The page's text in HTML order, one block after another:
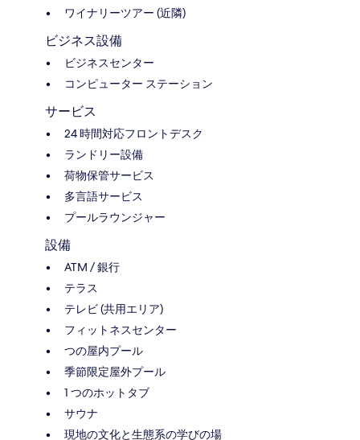
ワイナリーツアー (近隣)
ビジネス設備
ビジネスセンター
コンピューター ステーション
サービス
24 時間対応フロントデスク
ランドリー設備
荷物保管サービス
多言語サービス
プールラウンジャー
設備
ATM / 銀行
テラス
テレビ (共用エリア)
フィットネスセンター
つの屋内プール
季節限定屋外プール
1 つのホットタブ
サウナ
現地の文化と生態系の学びの場